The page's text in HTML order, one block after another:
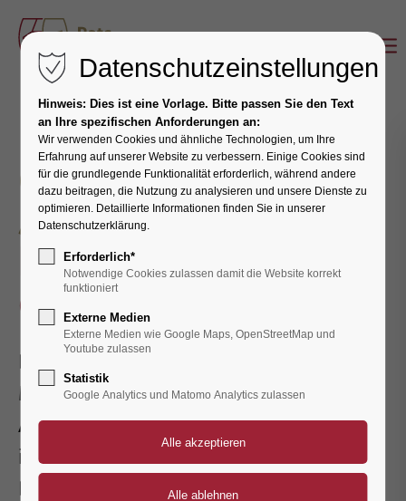
Gesund ins neue
Jahr starten –
kleine Schritte,
große Wirkung
Der Jahresbeginn ist für viele ein
Moment des Aufbruchs. Ein guter
Anlass, die eigene Gesundheit stärker
in den Mittelpunkt zu rücken – ohne
Druck, ohne große Versprechen,
Datenschutzeinstellungen
Hinweis: Dies ist eine Vorlage. Bitte passen Sie den Text
an Ihre spezifischen Anforderungen an:
Wir verwenden Cookies und ähnliche Technologien, um Ihre
Erfahrung auf unserer Website zu verbessern. Einige Cookies sind
für die grundlegende Funktionalität erforderlich, während andere
dazu beitragen, die Nutzung zu analysieren und unsere Dienste zu
optimieren. Detaillierte Informationen finden Sie in unserer
Datenschutzerklärung.
Erforderlich*
Notwendige Cookies zulassen damit die Website korrekt
funktioniert
Externe Medien
Externe Medien wie Google Maps, OpenStreetMap und
Youtube zulassen
Statistik
Google Analytics und Matomo Analytics zulassen